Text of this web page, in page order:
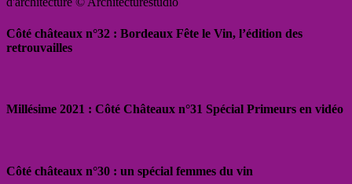
Côté châteaux n°32 : Bordeaux Fête le Vin, l’édition des
retrouvailles
Millésime 2021 : Côté Châteaux n°31 Spécial Primeurs en vidéo
Côté châteaux n°30 : un spécial femmes du vin